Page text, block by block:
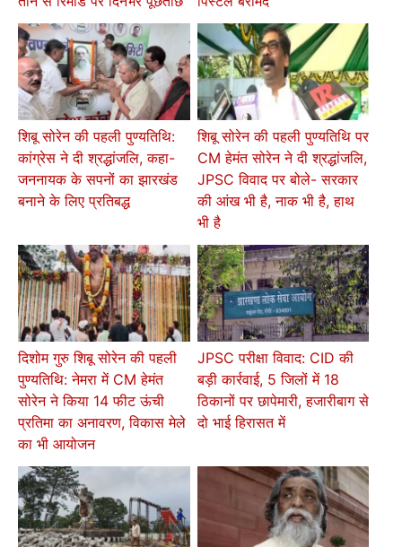
शिबू सोरेन की पहली पुण्यतिथि:
कांग्रेस ने दी श्रद्धांजलि, कहा-
जननायक के सपनों का झारखंड
बनाने के लिए प्रतिबद्ध
शिबू सोरेन की पहली पुण्यतिथि पर
CM हेमंत सोरेन ने दी श्रद्धांजलि,
JPSC विवाद पर बोले- सरकार
की आंख भी है, नाक भी है, हाथ
भी है
दिशोम गुरु शिबू सोरेन की पहली
पुण्यतिथि: नेमरा में CM हेमंत
सोरेन ने किया 14 फीट ऊंची
प्रतिमा का अनावरण, विकास मेले
का भी आयोजन
JPSC परीक्षा विवाद: CID की
बड़ी कार्रवाई, 5 जिलों में 18
ठिकानों पर छापेमारी, हजारीबाग से
दो भाई हिरासत में